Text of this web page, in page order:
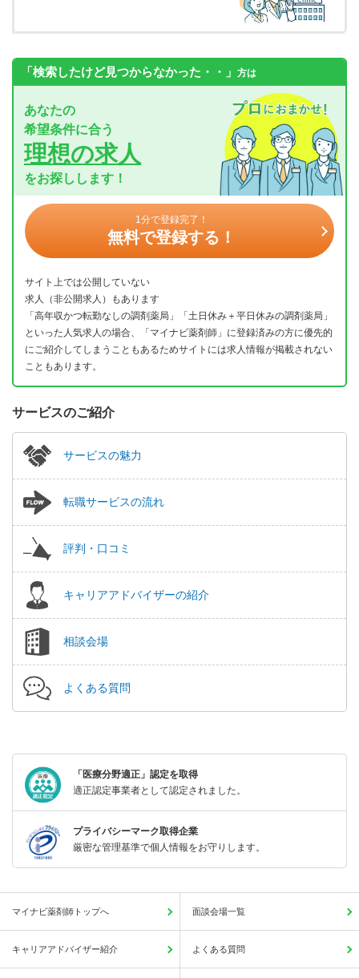
「検索したけど見つからなかった・・」 方は
あなたの
希望条件に合う
理想の求人
をお探しします！
1分で登録完了！
無料で登録する！
サイト上では公開していない
求人（非公開求人）もあります
「高年収かつ転勤なしの調剤薬局」「土日休み＋平日休みの調剤薬局」
といった人気求人の場合、「マイナビ薬剤師」に登録済みの方に優先的
にご紹介してしまうこともあるためサイトには求人情報が掲載されない
こともあります。
サービスのご紹介
サービスの魅力
転職サービスの流れ
評判・口コミ
キャリアアドバイザーの紹介
相談会場
よくある質問
「医療分野適正」認定を取得
適正認定事業者として認定されました。
プライバシーマーク取得企業
厳密な管理基準で個人情報をお守りします。
マイナビ薬剤師トップへ 面談会場一覧
キャリアアドバイザー紹介 よくある質問